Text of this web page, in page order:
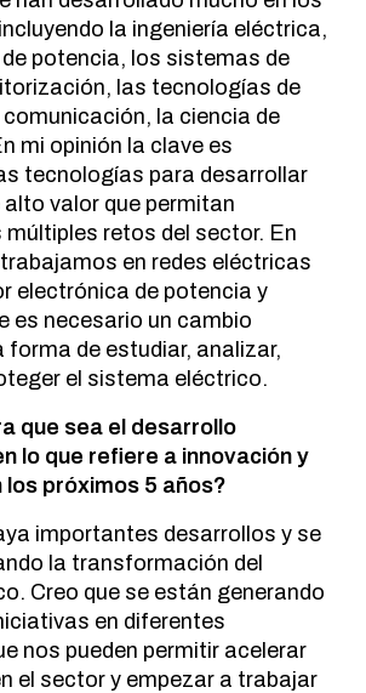
la ingeniería eléctrica,
potencia, los sistemas de
las tecnologías de
la ciencia de
mi opinión la clave es
tecnologías para desarrollar
valor que permitan
retos del sector. En
en redes eléctricas
electrónica de potencia y
es necesario un cambio
forma de estudiar, analizar,
el sistema eléctrico.
que sea el desarrollo
lo que refiere a innovación y
próximos 5 años?
importantes desarrollos y se
la transformación del
Creo que se están generando
en diferentes
nos pueden permitir acelerar
el sector y empezar a trabajar